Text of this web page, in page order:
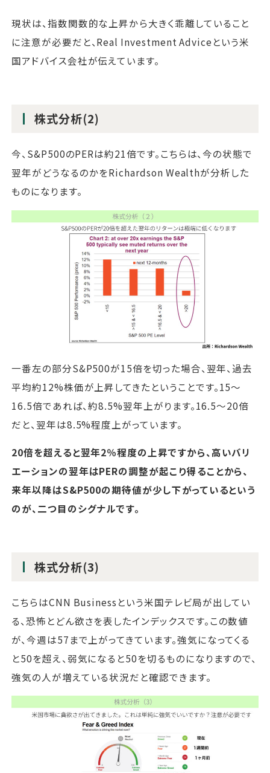
現状は、指数関数的な上昇から大きく乖離していること
に注意が必要だと、Real Investment Adviceという米
国アドバイス会社が伝えています。
株式分析(2)
今、S&P500のPERは約21倍です。こちらは、今の状態で
翌年がどうなるのかをRichardson Wealthが分析した
ものになります。
一番左の部分S&P500が15倍を切った場合、翌年、過去
平均約12%株価が上昇してきたということです。15～
16.5倍であれば、約8.5%翌年上がります。16.5～20倍
だと、翌年は8.5%程度上がっています。
20倍を超えると翌年2％程度の上昇ですから、高いバリ
エーションの翌年はPERの調整が起こり得ることから、
来年以降はS&P500の期待値が少し下がっているという
のが、二つ目のシグナルです。
株式分析(3)
こちらはCNN Businessという米国テレビ局が出してい
る、恐怖とどん欲さを表したインデックスです。この数値
が、今週は57まで上がってきています。強気になってくる
と50を超え、弱気になると50を切るものになりますので、
強気の人が増えている状況だと確認できます。